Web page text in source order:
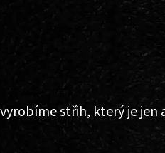
střih, který je jen